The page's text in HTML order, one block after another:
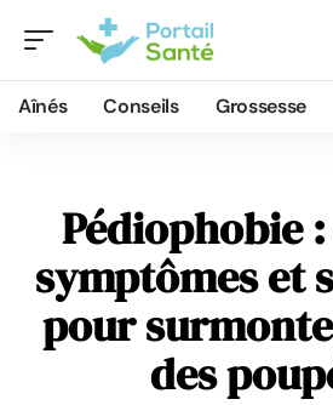
Aînés Conseils Grossesse
Pédiophobie
symptômes et
pour
des